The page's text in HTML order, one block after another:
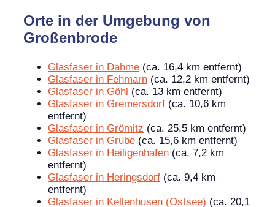
Orte in der Umgebung von
Großenbrode
Glasfaser in Dahme (ca. 16,4 km entfernt)
Glasfaser in Fehmarn (ca. 12,2 km entfernt)
Glasfaser in Göhl (ca. 13 km entfernt)
Glasfaser in Gremersdorf (ca. 10,6 km
entfernt)
Glasfaser in Grömitz (ca. 25,5 km entfernt)
Glasfaser in Grube (ca. 15,6 km entfernt)
Glasfaser in Heiligenhafen (ca. 7,2 km
entfernt)
Glasfaser in Heringsdorf (ca. 9,4 km
entfernt)
Glasfaser in Kellenhusen (Ostsee) (ca. 20,1